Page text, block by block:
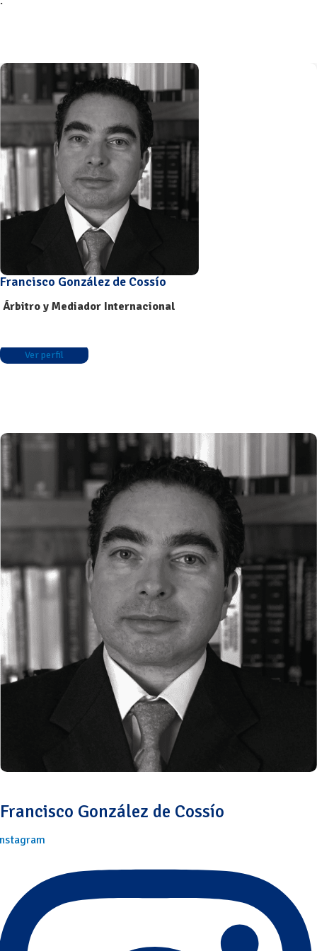
Francisco González de Cossío
Árbitro y Mediador Internacional
Ver perfil
Francisco González de Cossío